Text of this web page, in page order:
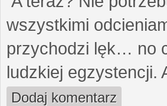
wszystkimi
przychodzi lęk… no
ludzkiej
Dodaj komentarz